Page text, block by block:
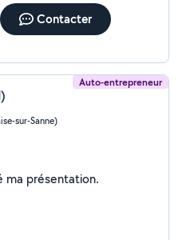
Contacter
Auto-entrepreneur
sur-Sanne)
Je n'ai pas encore renseigné ma présentation.